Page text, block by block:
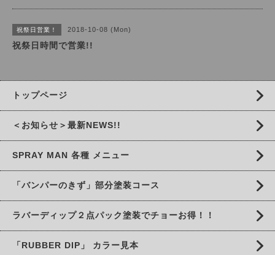
祝祭日営業！ 2018-10-08 (Mon)
祝祭日時間で営業!!
トップページ
＜お知らせ＞最新NEWS!!
SPRAY MAN 各種 メニュー
「バンパーのきず」部分塗装コース
ラバーディップ２点パック塗装でチョーお得！！
「RUBBER DIP」 カラー見本